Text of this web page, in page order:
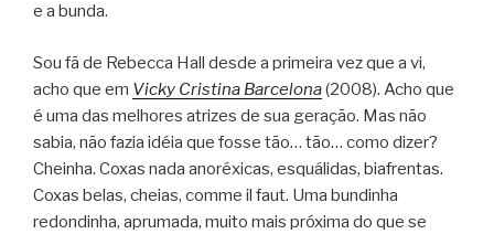
e a bunda.
Sou fã de Rebecca Hall desde a primeira vez que a vi,
acho que em Vicky Cristina Barcelona(2008). Acho que
é uma das melhores atrizes de sua geração. Mas não
sabia, não fazia idéia que fosse tão… tão… como dizer?
Cheinha. Coxas nada anoréxicas, esquálidas, biafrentas.
Coxas belas, cheias, comme il faut. Uma bundinha
redondinha, aprumada, muito mais próxima do que se